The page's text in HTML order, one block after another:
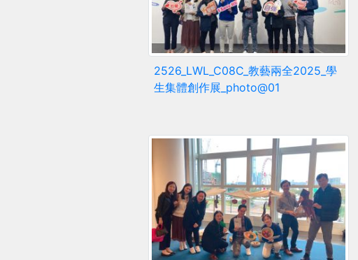
2526_LWL_C08C_教藝兩全2025_學
生集體創作展_photo@01